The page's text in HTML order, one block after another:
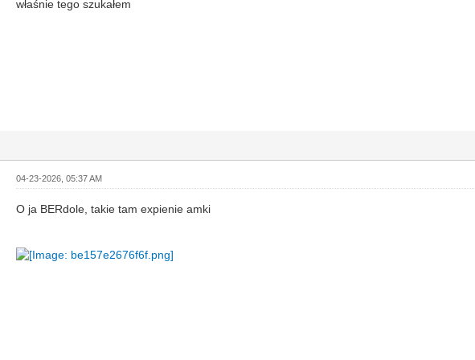
właśnie tego szukałem
04-23-2026, 05:37 AM
O ja BERdole, takie tam expienie amki